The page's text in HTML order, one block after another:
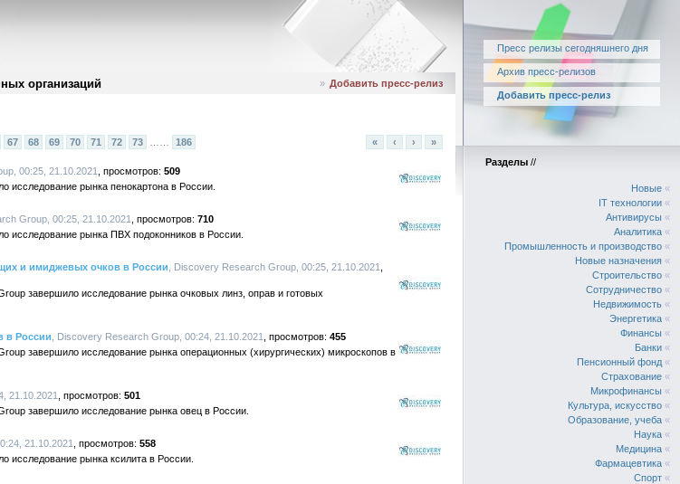
организаций
Пресс релизы сегодняшнего дня
Архив пресс-релизов
Добавить пресс-релиз
» Добавить пресс-релиз
67 68 69 70 71 72 73 186 « ‹ › »
00:25, 21.10.2021
509
исследование рынка пенокартона в России.
Group, 00:25, 21.10.2021
710
исследование рынка ПВХ подоконников в России.
и имиджевых очков в России , Discovery Research Group, 00:25, 21.10.2021
завершило исследование рынка очковых линз, оправ и готовых
в России , Discovery Research Group, 00:24, 21.10.2021
455
завершило исследование рынка операционных (хирургических) микроскопов в
21.10.2021
501
завершило исследование рынка овец в России.
21.10.2021
558
исследование рынка ксилита в России.
Разделы //
Новые «
IT технологии «
Антивирусы «
Аналитика «
Промышленность и производство «
Новые назначения «
Строительство «
Сотрудничество «
Недвижимость «
Энергетика «
Финансы «
Банки «
Пенсионный фонд «
Страхование «
Микрофинансы «
Культура, искусство «
Образование, учеба «
Наука «
Медицина «
Фармацевтика «
Спорт «